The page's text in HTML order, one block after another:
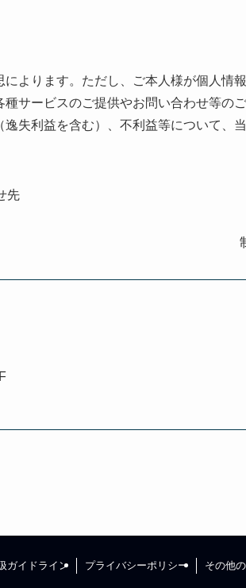
よります。ただし、ご本人様が個人情
サービスのご提供やお問い合わせ等の
失利益を含む）、不利益等について、
先
ガイドライン プライバシーポリシー その他